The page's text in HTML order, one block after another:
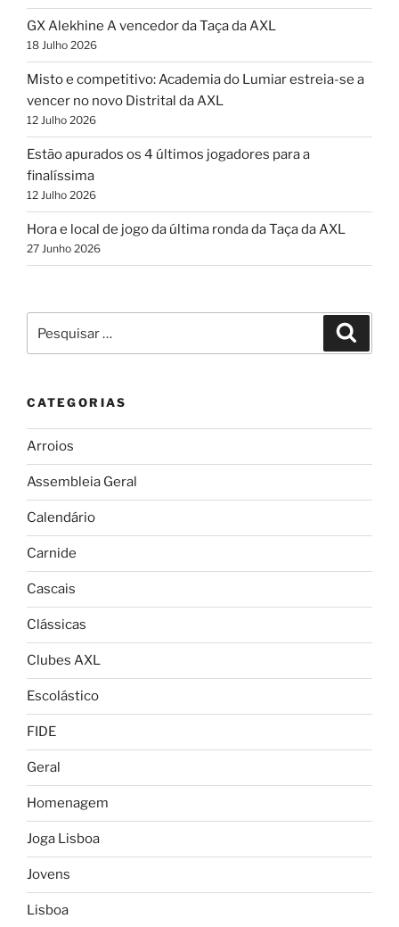
GX Alekhine A vencedor da Taça da AXL
18 Julho 2026
Misto e competitivo: Academia do Lumiar estreia-se a
vencer no novo Distrital da AXL
12 Julho 2026
Estão apurados os 4 últimos jogadores para a
finalíssima
12 Julho 2026
Hora e local de jogo da última ronda da Taça da AXL
27 Junho 2026
por:
CATEGORIAS
Arroios
Assembleia Geral
Calendário
Carnide
Cascais
Clássicas
Clubes AXL
Escolástico
FIDE
Geral
Homenagem
Joga Lisboa
Jovens
Lisboa